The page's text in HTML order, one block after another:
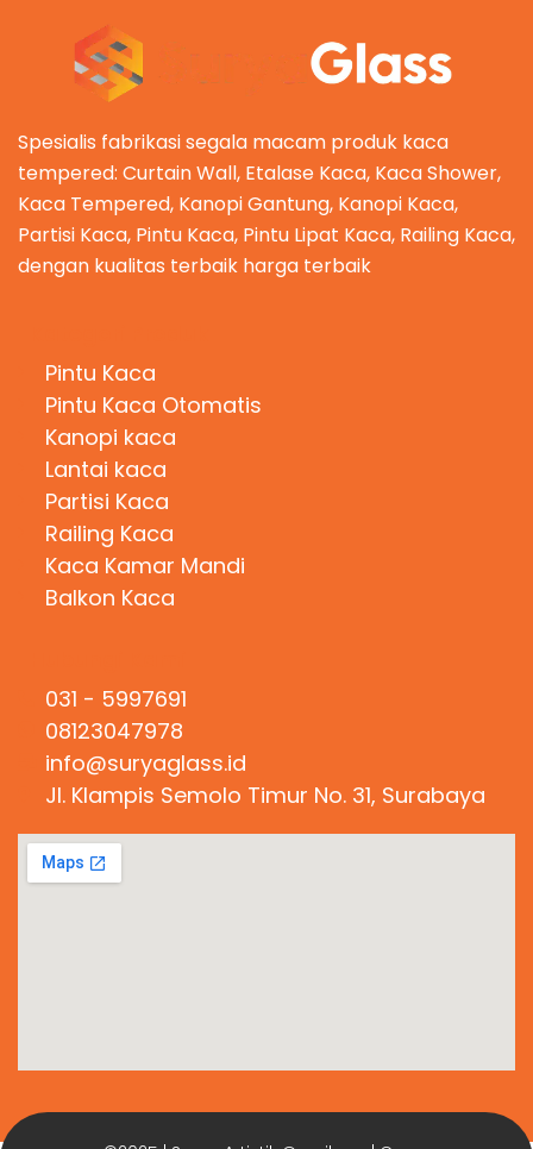
Spesialis fabrikasi segala macam produk kaca
tempered: Curtain Wall, Etalase Kaca, Kaca Shower,
Kaca Tempered, Kanopi Gantung, Kanopi Kaca,
Partisi Kaca, Pintu Kaca, Pintu Lipat Kaca, Railing Kaca,
dengan kualitas terbaik harga terbaik
Pintu Kaca
Pintu Kaca Otomatis
Kanopi kaca
Lantai kaca
Partisi Kaca
Railing Kaca
Kaca Kamar Mandi
Balkon Kaca
031 - 5997691
08123047978
info@suryaglass.id
Jl. Klampis Semolo Timur No. 31, Surabaya